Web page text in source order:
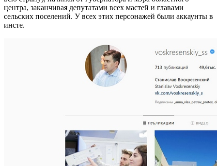
центра, заканчивая депутатами всех мастей и главами
сельских поселений. У всех этих персонажей были аккаунты в
инсте.